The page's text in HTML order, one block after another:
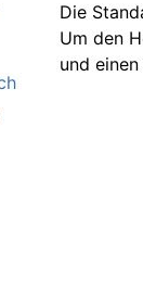
Die
Um den
und